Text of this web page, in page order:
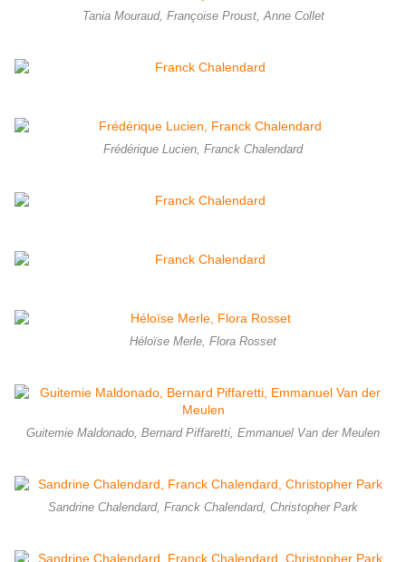
Tania Mouraud, Françoise Proust, Anne Collet
Frédérique Lucien, Franck Chalendard
Héloïse Merle, Flora Rosset
Guitemie Maldonado, Bernard Piffaretti, Emmanuel Van der Meulen
Sandrine Chalendard, Franck Chalendard, Christopher Park